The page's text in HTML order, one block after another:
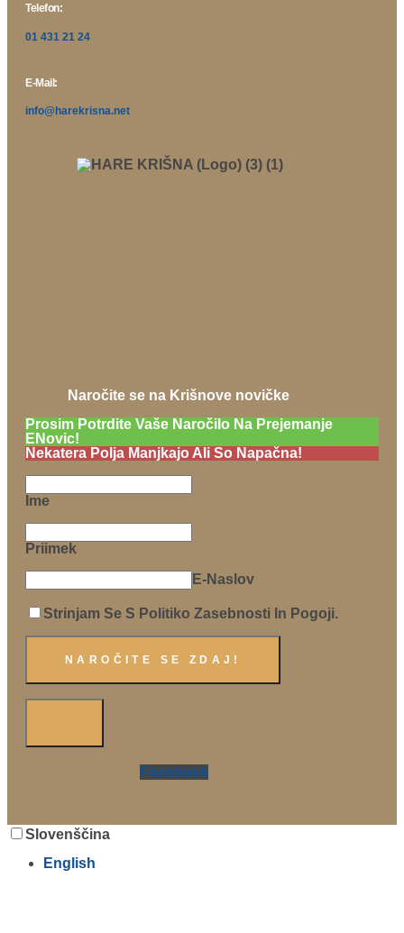
Telefon:
01 431 21 24
E-Mail:
info@harekrisna.net
Naročite se na Krišnove novičke
Prosim Potrdite Vaše Naročilo Na Prejemanje
ENovic!
Nekatera Polja Manjkajo Ali So Napačna!
Ime
Priimek
E-Naslov
Strinjam Se S Politiko Zasebnosti In Pogoji.
Facebook
Slovenščina
English